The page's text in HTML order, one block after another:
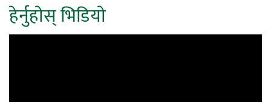
हेर्नुहाेस् भिडियाे